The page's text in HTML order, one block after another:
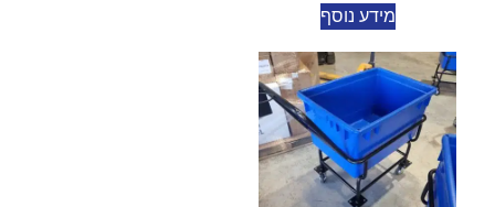
מידע נוסף